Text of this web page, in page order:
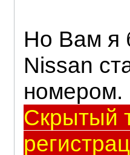
Но Вам я
Nissan
номером.
Скрытый